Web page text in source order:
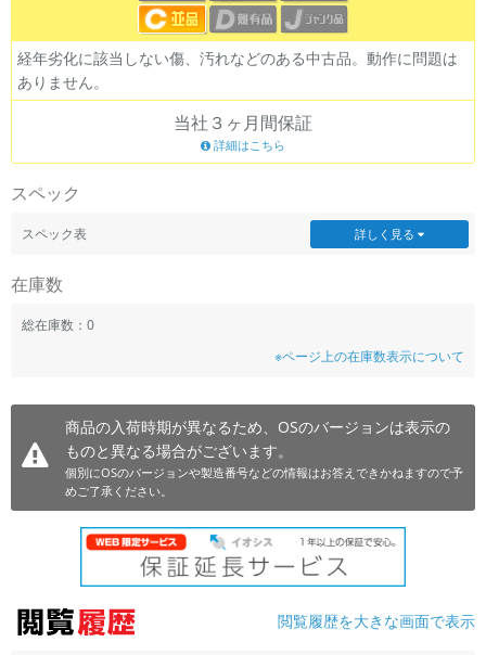
経年劣化に該当しない傷、汚れなどのある中古品。動作に問題は
ありません。
当社３ヶ月間保証
詳細はこちら
スペック
スペック表 詳しく見る
在庫数
総在庫数：0
※ページ上の在庫数表示について
商品の入荷時期が異なるため、OSのバージョンは表示の
ものと異なる場合がございます。
個別にOSのバージョンや製造番号などの情報はお答えできかねますので予
めご了承ください。
閲覧履歴を大きな画面で表示
~
容量
~
モニタサイズ
年
各項目のチェックボックスは「or検索」となります。
ただし機能別のみ「and検索」となります。